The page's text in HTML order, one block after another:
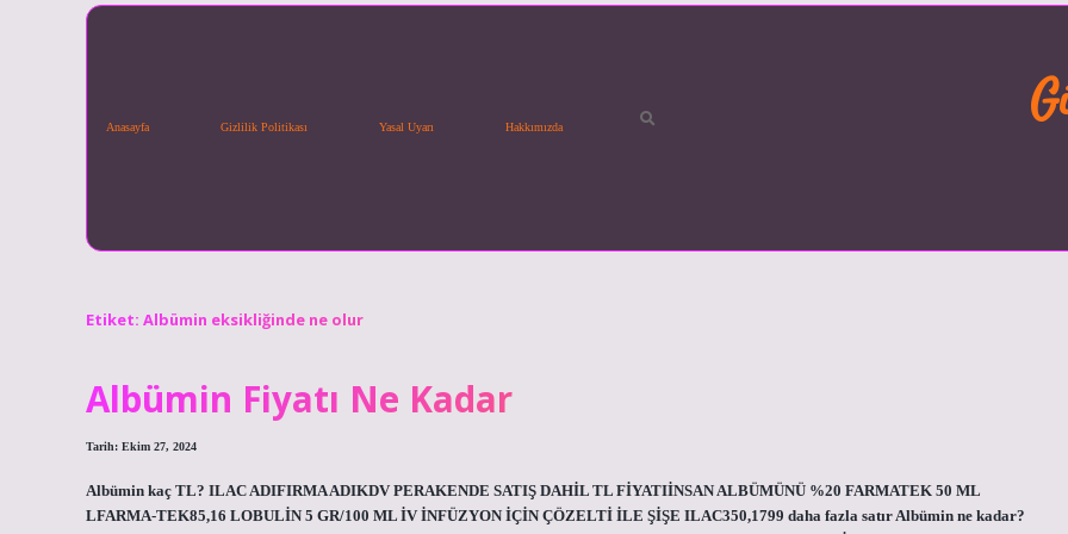
Anasayfa Gizlilik Politikası Yasal Uyarı Hakkımızda
Etiket: Albümin eksikliğinde ne olur
Albümin Fiyatı Ne Kadar
Tarih: Ekim 27, 2024
Albümin kaç TL? ILAC ADIFIRMA ADIKDV PERAKENDE SATIŞ DAHİL TL FİYATIİNSAN ALBÜMÜNÜ %20 FARMATEK 50 ML
LFARMA-TEK85,16 LOBULİN 5 GR/100 ML İV İNFÜZYON İÇİN ÇÖZELTİ İLE ŞİŞE ILAC350,1799 daha fazla satır Albümin ne kadar?